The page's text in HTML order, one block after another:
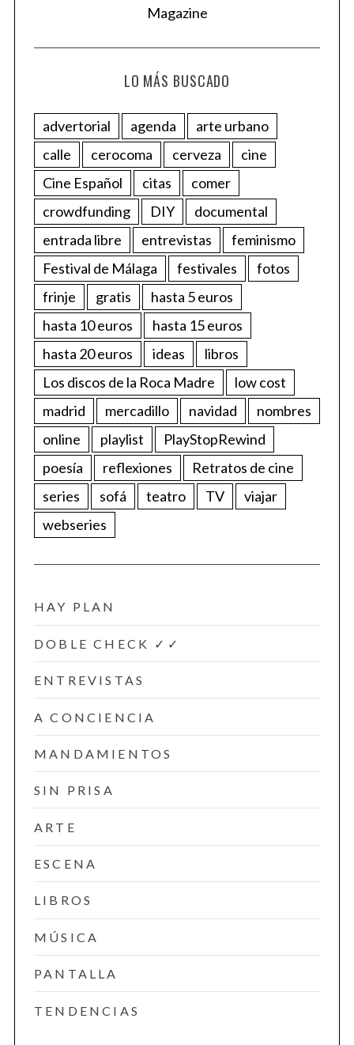
LO MÁS BUSCADO
advertorial agenda
arte urbano
calle
cerocoma cerveza
cine
Cine Español
citas
comer
crowdfunding
DIY
documental
entrada libre
entrevistas
feminismo
Festival de Málaga
festivales
fotos
frinje
gratis
hasta 5 euros
hasta 10 euros
hasta 15 euros
hasta 20 euros
ideas
libros
Los discos de la Roca Madre
low cost
madrid
mercadillo navidad
nombres
online
playlist
PlayStopRewind
poesía
reflexiones
Retratos de cine
series
sofá teatro TV
viajar
webseries
HAY PLAN
DOBLE CHECK ✓✓
ENTREVISTAS
A CONCIENCIA
MANDAMIENTOS
SIN PRISA
ARTE
ESCENA
LIBROS
MÚSICA
PANTALLA
TENDENCIAS